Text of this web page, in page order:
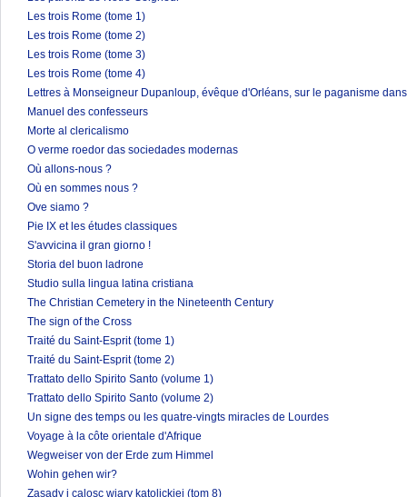
Les trois Rome (tome 1)
Les trois Rome (tome 2)
Les trois Rome (tome 3)
Les trois Rome (tome 4)
Lettres à Monseigneur Dupanloup, évêque d'Orléans, sur le paganisme
Manuel des confesseurs
Morte al clericalismo
O verme roedor das sociedades modernas
Où allons-nous ?
Où en sommes nous ?
Ove siamo ?
Pie IX et les études classiques
S'avvicina il gran giorno !
Storia del buon ladrone
Studio sulla lingua latina cristiana
The Christian Cemetery in the Nineteenth Century
The sign of the Cross
Traité du Saint-Esprit (tome 1)
Traité du Saint-Esprit (tome 2)
Trattato dello Spirito Santo (volume 1)
Trattato dello Spirito Santo (volume 2)
Un signe des temps ou les quatre-vingts miracles de Lourdes
Voyage à la côte orientale d'Afrique
Wegweiser von der Erde zum Himmel
Wohin gehen wir?
Zasady i calosc wiary katolickiej (tom 8)